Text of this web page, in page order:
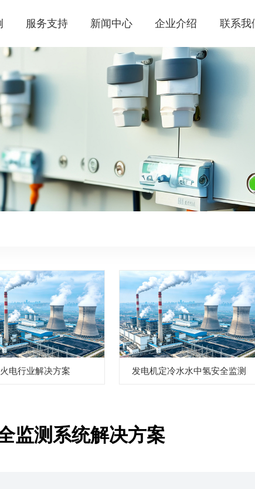
服务支持 新闻中心 企业介绍 联系我
火电行业解决方案 发电机定冷水水中氢安全监测
监测系统解决方案